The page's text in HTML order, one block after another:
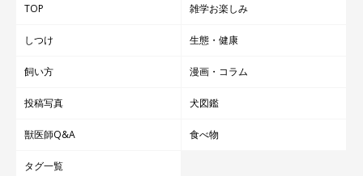
TOP 雑学お楽しみ
しつけ 生態・健康
飼い方 漫画・コラム
投稿写真 犬図鑑
獣医師Q&A 食べ物
タグ一覧